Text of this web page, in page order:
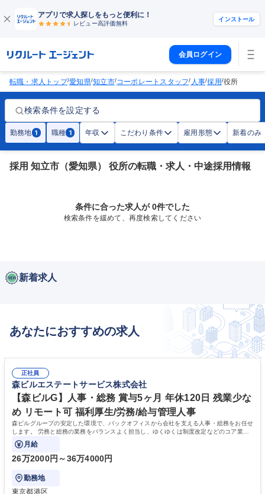
アプリで求人探しをもっと便利に！
レビュー高評価無料
インストール
会員ログイン
転職・求人トップ/愛知県/知立市/コーポレートスタッフ/ 人事/採用/役所
検索条件を設定する
勤務地 1 職種 1 年収 こだわり条件 雇用形態 新着のみ
採用 知立市（愛知県） 役所の転職・求人・中途採用情報
条件に合った求人が 0件でした
検索条件を緩めて、再度検索してください
新着求人
あなたにおすすめの求人
正社員
森ビルエステートサービス株式会社
【森ビルG】人事・総務 賞与5ヶ月 年休120日 残業少な
め リモート可 福利厚生/労務/給与管理人事
森ビルグループの安定した環境で、バックオフィスから会社を支える人事・総務をお任せ
します。 労務と総務の業務をバランスよく担当し、ゆくゆくは制度改定などのコア業務
にも挑戦できる、やりがいある環境です。
月給
26万2000円～36万4000円
勤務地
東京都港区